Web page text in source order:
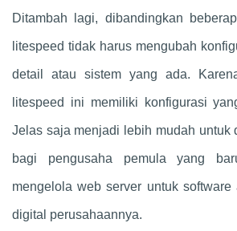
Ditambah lagi, dibandingkan
litespeed tidak harus mengubah
detail atau sistem yang ada.
litespeed ini memiliki konfigurasi
Jelas saja menjadi lebih mudah untuk
bagi pengusaha pemula yang
mengelola web server untuk software
digital perusahaannya.